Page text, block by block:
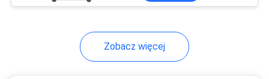
Zobacz więcej